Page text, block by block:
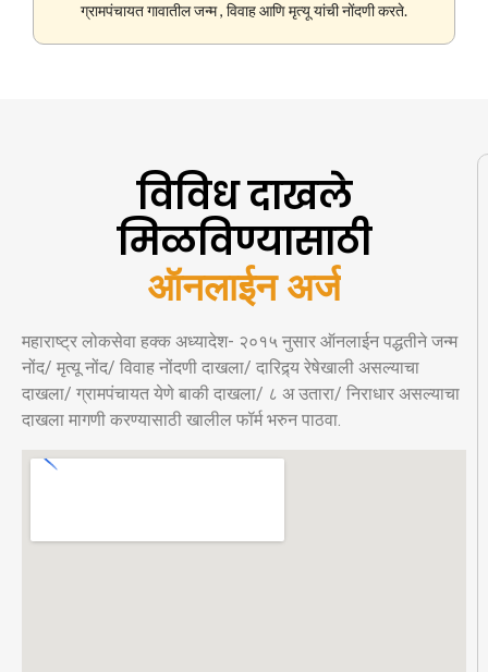
ग्रामपंचायत गावातील जन्म , विवाह आणि मृत्यू यांची नोंदणी करते.
विविध दाखले
मिळविण्यासाठी
ऑनलाईन अर्ज
महाराष्ट्र लोकसेवा हक्क अध्यादेश- २०१५ नुसार ऑनलाईन पद्धतीने जन्म
नोंद/ मृत्यू नोंद/ विवाह नोंदणी दाखला/ दारिद्र्य रेषेखाली असल्याचा
दाखला/ ग्रामपंचायत येणे बाकी दाखला/ ८ अ उतारा/ निराधार असल्याचा
दाखला मागणी करण्यासाठी खालील फॉर्म भरुन पाठवा.